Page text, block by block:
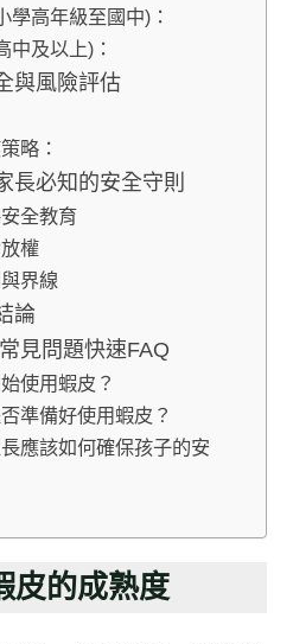
學高年級至國中)：
中及以上)：
與風險評估
略：
長必知的安全守則
全教育
權
界線
論
見問題快速FAQ
使用蝦皮？
準備好使用蝦皮？
應該如何確保孩子的安
皮的成熟度